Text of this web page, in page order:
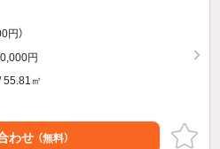
円）
円
55.81㎡
わせ （無料）